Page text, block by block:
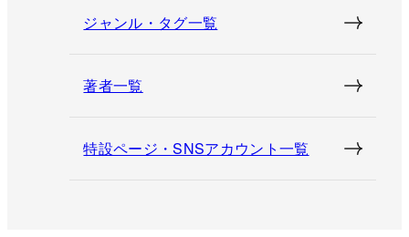
ジャンル・タグ一覧
著者一覧
特設ページ・SNSアカウント一覧